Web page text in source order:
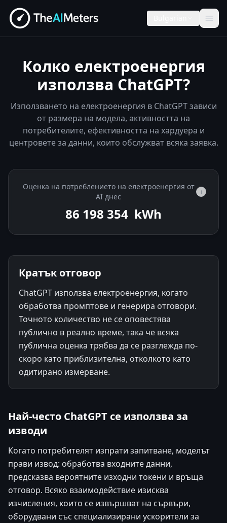
Колко електроенергия
използва ChatGPT?
Използването на електроенергия в ChatGPT зависи
от размера на модела, активността на
потребителите, ефективността на хардуера и
центровете за данни, които обслужват всяка заявка.
Оценка на потреблението на електроенергия от
AI днес
i
86 198 957 kWh
Кратък отговор
ChatGPT използва електроенергия, когато
обработва промптове и генерира отговори.
Точното количество не се оповестява
публично в реално време, така че всяка
публична оценка трябва да се разглежда по-
скоро като приблизителна, отколкото като
одитирано измерване.
Най-често ChatGPT се използва за
изводи
Когато потребителят изпрати запитване, моделът
прави извод: обработва входните данни,
предсказва вероятните изходни токени и връща
отговор. Всяко взаимодействие изисква
изчисления, които се извършват на сървъри,
оборудвани със специализирани ускорители за